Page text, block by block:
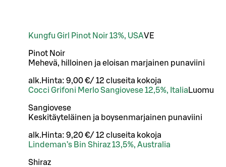
Kungfu Girl Pinot Noir 13%, USAVE
Pinot Noir
Mehevä, hilloinen ja eloisan marjainen punaviini
alk. Hinta: 9,00 €/ 12 cl useita kokoja
Cocci Grifoni Merlo Sangiovese 12,5%, Italia Luomu
Sangiovese
Keskitäyteläinen ja boysenmarjainen punaviini
alk. Hinta: 9,20 €/ 12 cl useita kokoja
Lindeman’s Bin Shiraz 13,5%, Australia
Shiraz